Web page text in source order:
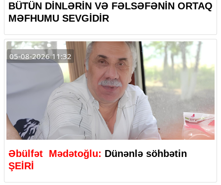
BÜTÜN DİNLƏRİN VƏ FƏLSƏFƏNİN ORTAQ
MƏFHUMU SEVGİDİR
05-08-2026 11:32
Əbülfət Mədətoğlu: Dünənlə söhbətin
ŞEİRİ